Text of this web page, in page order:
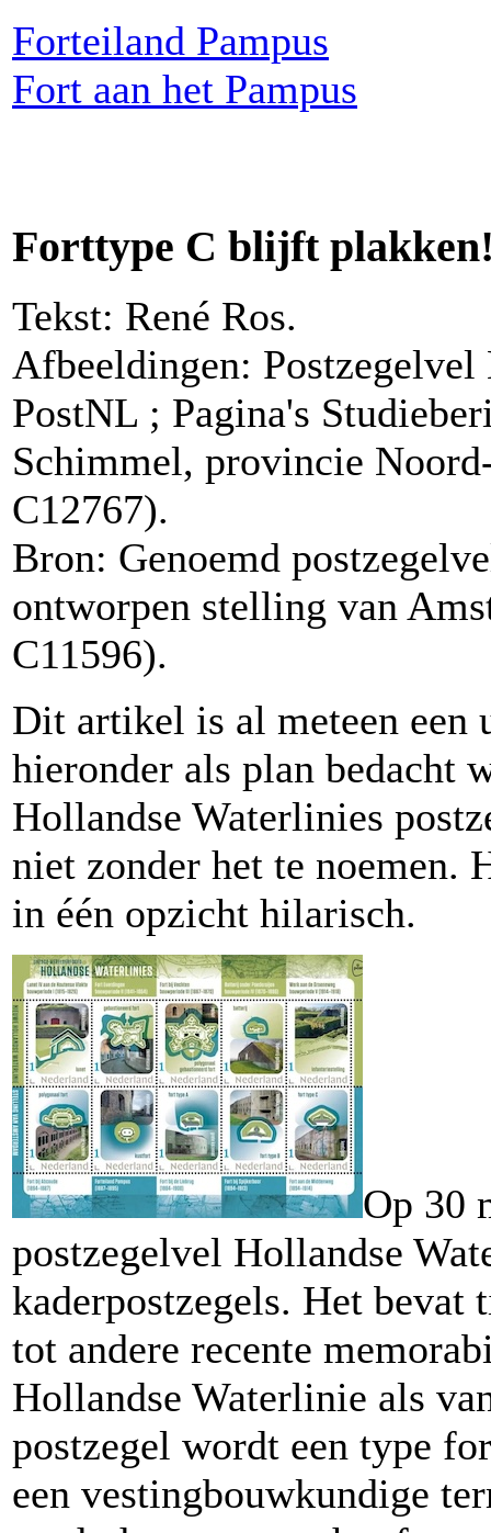
Forteiland Pampus
Fort aan het Pampus
Forttype C blijft
Tekst: René Ros.
Afbeeldingen:
PostNL ; Pagina's
Schimmel, provincie
C12767).
Bron: Genoemd
ontworpen stelling van
C11596).
Dit artikel is al meteen een
hieronder als plan bedacht
Hollandse Waterlinies
niet zonder het te noemen.
in één opzicht hilarisch.
Op 30
postzegelvel Hollandse
kaderpostzegels. Het bevat
tot andere recente
Hollandse Waterlinie als
postzegel wordt een type
een vestingbouwkundige